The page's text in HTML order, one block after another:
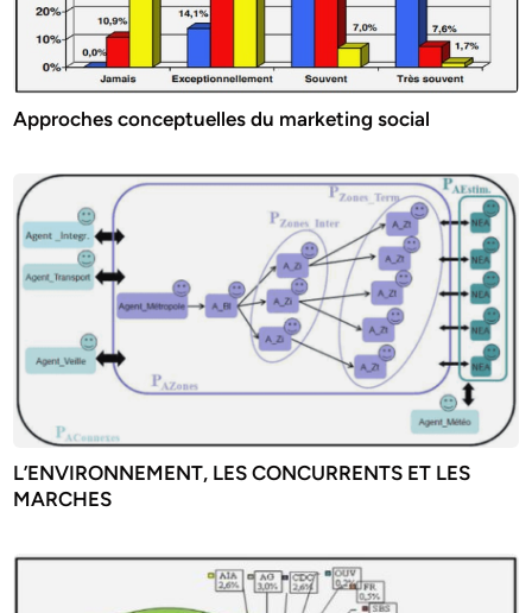
Approches conceptuelles du marketing social
L’ENVIRONNEMENT, LES CONCURRENTS ET LES
MARCHES